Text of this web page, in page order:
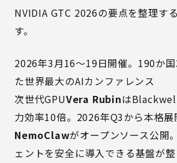
NVIDIA GTC 2026の要点を整理す
す。
2026年3月16〜19日開催。190か
た世界最大のAIカンファレンス
次世代GPUVera Rubinは
力効率10倍。2026年Q3から本格展
NemoClawがオープンソース公開
ェントを安全に導入できる基盤が